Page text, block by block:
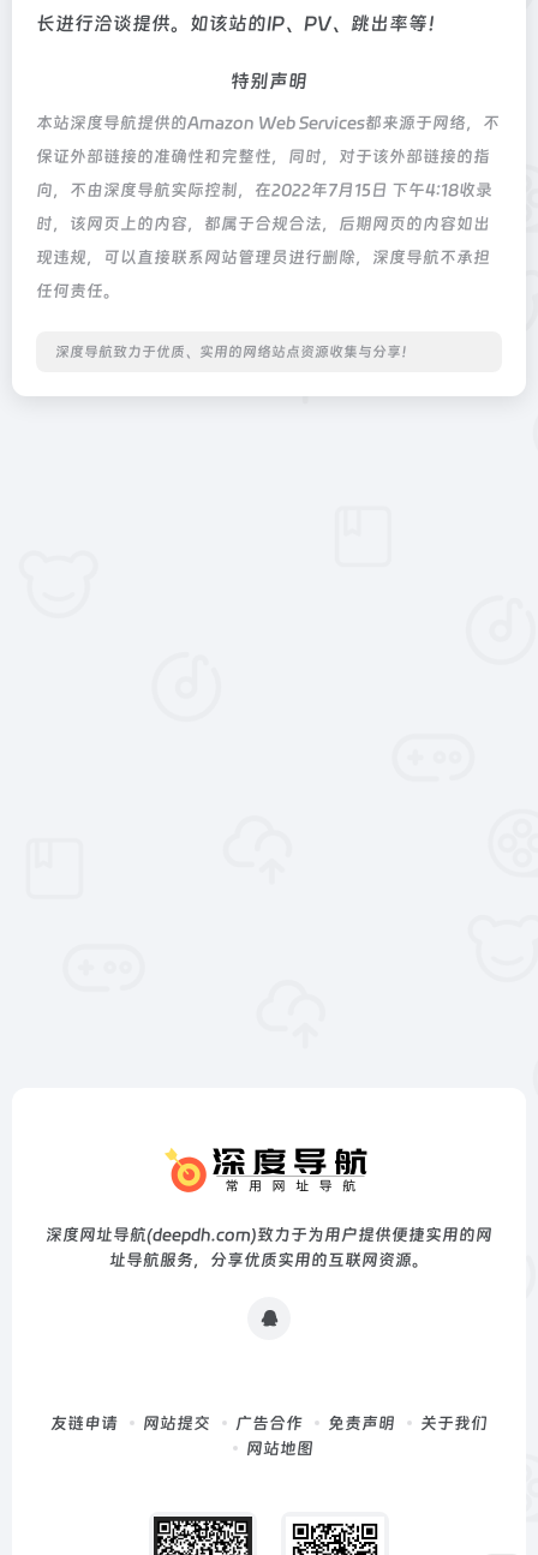
长进行洽谈提供。如该站的IP、PV、跳出率等！
特别声明
本站深度导航提供的Amazon Web Services都来源于网络，不
保证外部链接的准确性和完整性，同时，对于该外部链接的指
向，不由深度导航实际控制，在2022年7月15日 下午4:18收录
时，该网页上的内容，都属于合规合法，后期网页的内容如出
现违规，可以直接联系网站管理员进行删除，深度导航不承担
任何责任。
深度导航致力于优质、实用的网络站点资源收集与分享！
深度网址导航(deepdh.com)致力于为用户提供便捷实用的网
址导航服务，分享优质实用的互联网资源。
友链申请 网站提交 广告合作 免责声明
关于我们
网站地图